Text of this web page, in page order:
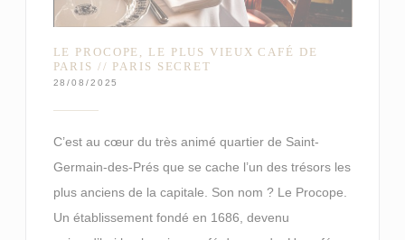
LE PROCOPE, LE PLUS VIEUX CAFÉ DE
PARIS // PARIS SECRET
28/08/2025
C’est au cœur du très animé quartier de Saint-
Germain-des-Prés que se cache l’un des trésors les
plus anciens de la capitale. Son nom ? Le Procope.
Un établissement fondé en 1686, devenu